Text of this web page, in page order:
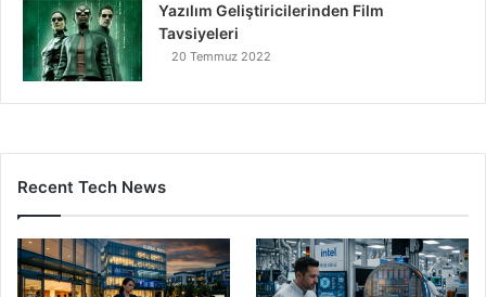
Yazılım Geliştiricilerinden Film
Tavsiyeleri
20 Temmuz 2022
Recent Tech News